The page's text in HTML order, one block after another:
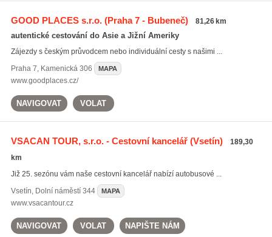
GOOD PLACES s.r.o.(Praha 7 - Bubeneč) 81,26 km
autentické cestování do Asie a Jižní Ameriky
Zájezdy s českým průvodcem nebo individuální cesty s našimi ...
Praha 7, Kamenická 306 MAPA
www.goodplaces.cz/
NAVIGOVAT VOLAT
VSACAN TOUR, s.r.o. - Cestovní kancelář(Vsetín)
189,30
km
Již 25. sezónu vám naše cestovní kancelář nabízí autobusové ...
Vsetín, Dolní náměstí 344 MAPA
www.vsacantour.cz
NAVIGOVAT VOLAT NAPIŠTE NÁM